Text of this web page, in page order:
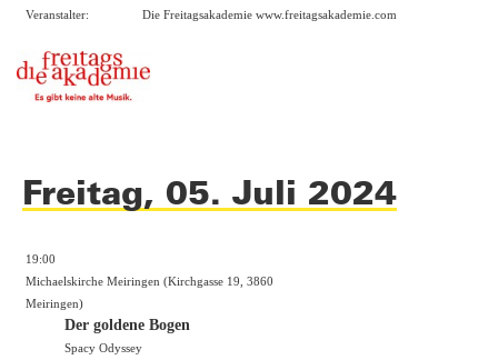
Veranstalter:
Die Freitagsakademie www.freitagsakademie.com
Freitag, 05. Juli 2024
19:00
Michaelskirche Meiringen (Kirchgasse 19, 3860
Meiringen)
Der goldene Bogen
Spacy Odyssey